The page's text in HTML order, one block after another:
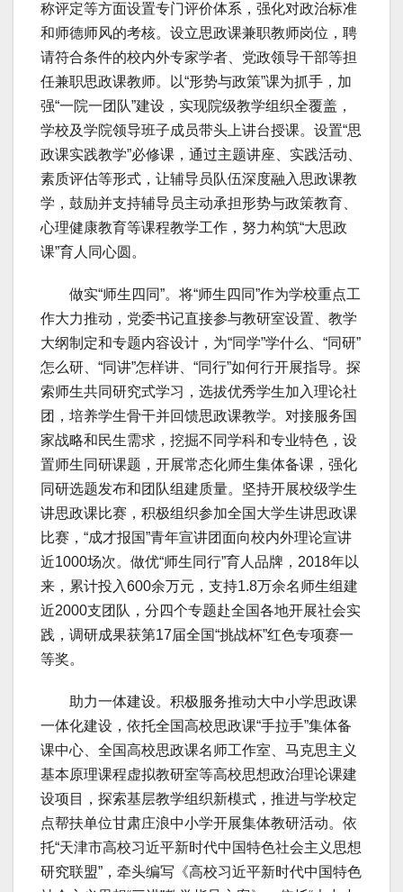
称评定等方面设置专门评价体系，强化对政治标准
和师德师风的考核。设立思政课兼职教师岗位，聘
请符合条件的校内外专家学者、党政领导干部等担
任兼职思政课教师。以“形势与政策”课为抓手，加
强“一院一团队”建设，实现院级教学组织全覆盖，
学校及学院领导班子成员带头上讲台授课。设置“思
政课实践教学”必修课，通过主题讲座、实践活动、
素质评估等形式，让辅导员队伍深度融入思政课教
学，鼓励并支持辅导员主动承担形势与政策教育、
心理健康教育等课程教学工作，努力构筑“大思政
课”育人同心圆。
做实“师生四同”。将“师生四同”作为学校重点工
作大力推动，党委书记直接参与教研室设置、教学
大纲制定和专题内容设计，为“同学”学什么、“同研”
怎么研、“同讲”怎样讲、“同行”如何行开展指导。探
索师生共同研究式学习，选拔优秀学生加入理论社
团，培养学生骨干并回馈思政课教学。对接服务国
家战略和民生需求，挖掘不同学科和专业特色，设
置师生同研课题，开展常态化师生集体备课，强化
同研选题发布和团队组建质量。坚持开展校级学生
讲思政课比赛，积极组织参加全国大学生讲思政课
比赛，“成才报国”青年宣讲团面向校内外理论宣讲
近1000场次。做优“师生同行”育人品牌，2018年以
来，累计投入600余万元，支持1.8万余名师生组建
近2000支团队，分四个专题赴全国各地开展社会实
践，调研成果获第17届全国“挑战杯”红色专项赛一
等奖。
助力一体建设。积极服务推动大中小学思政课
一体化建设，依托全国高校思政课“手拉手”集体备
课中心、全国高校思政课名师工作室、马克思主义
基本原理课程虚拟教研室等高校思想政治理论课建
设项目，探索基层教学组织新模式，推进与学校定
点帮扶单位甘肃庄浪中小学开展集体教研活动。依
托“天津市高校习近平新时代中国特色社会主义思想
研究联盟”，牵头编写《高校习近平新时代中国特色